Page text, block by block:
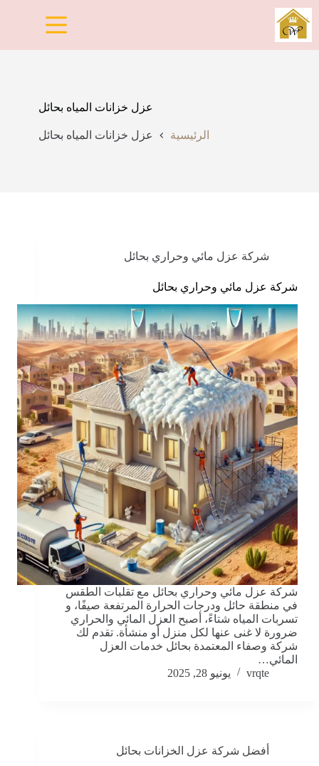
التجاوز
إلى
المحتوى
عزل خزانات المياه بحائل
الرئيسية عزل خزانات المياه بحائل
شركة عزل مائي وحراري بحائل
شركة عزل مائي وحراري بحائل
شركة عزل مائي وحراري بحائل مع تقلبات الطقس
في منطقة حائل ودرجات الحرارة المرتفعة صيفًا، و
تسربات المياه شتاءً، أصبح العزل المائي والحراري
ضرورة لا غنى عنها لكل منزل أو منشأة. تقدم لك
شركة وصفاء المعتمدة بحائل خدمات العزل
المائي…
vrqte
يونيو 28, 2025
أفضل شركة عزل الخزانات بحائل